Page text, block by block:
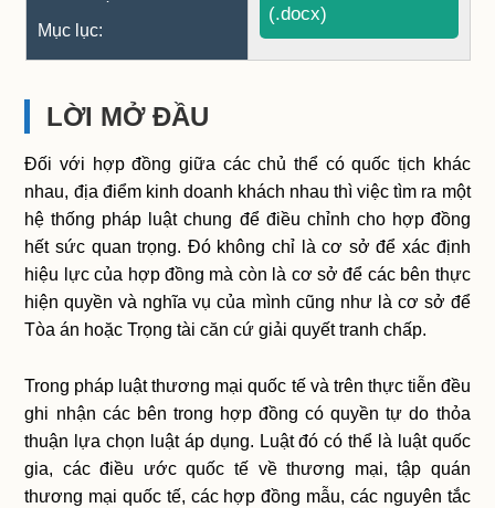
Mục lục:
(.docx)
LỜI MỞ ĐẦU
Đối với hợp đồng giữa các chủ thể có quốc tịch khác
nhau, địa điểm kinh doanh khách nhau thì việc tìm ra một
hệ thống pháp luật chung để điều chỉnh cho hợp đồng
hết sức quan trọng. Đó không chỉ là cơ sở để xác định
hiệu lực của hợp đồng mà còn là cơ sở để các bên thực
hiện quyền và nghĩa vụ của mình cũng như là cơ sở để
Tòa án hoặc Trọng tài căn cứ giải quyết tranh chấp.
Trong pháp luật thương mại quốc tế và trên thực tiễn đều
ghi nhận các bên trong hợp đồng có quyền tự do thỏa
thuận lựa chọn luật áp dụng. Luật đó có thể là luật quốc
gia, các điều ước quốc tế về thương mại, tập quán
thương mại quốc tế, các hợp đồng mẫu, các nguyên tắc